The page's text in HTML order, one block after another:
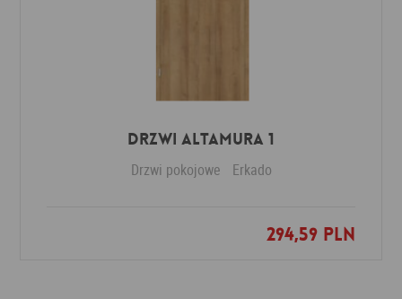
Drzwi Altamura 1
Drzwi pokojowe Erkado
294,59 PLN
Dodaj do ulubionych